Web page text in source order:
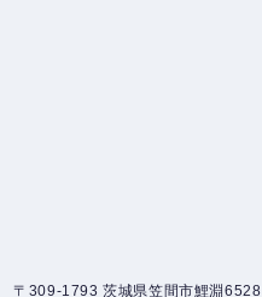
〒309-1793 茨城県笠間市鯉淵6528